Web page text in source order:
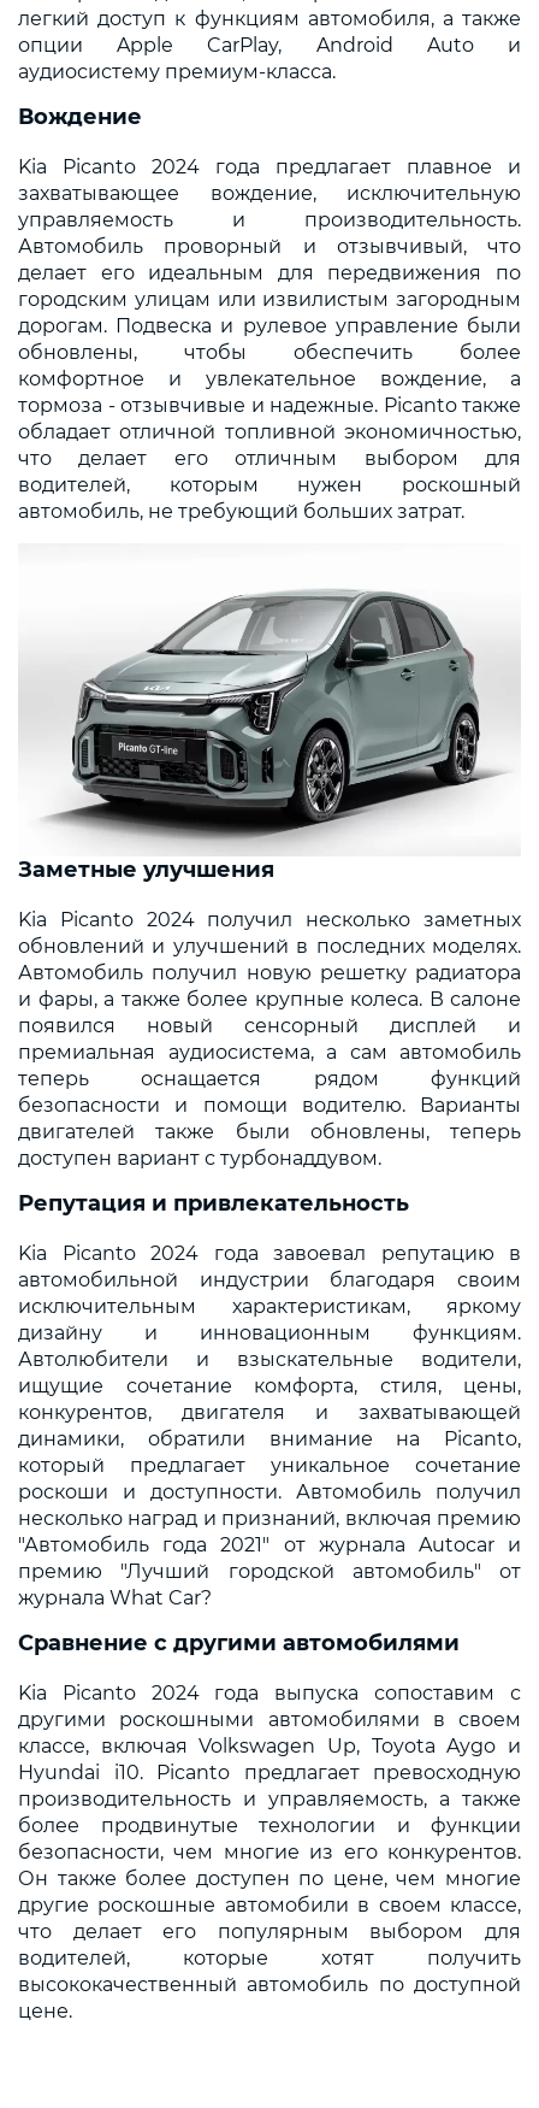
легкий доступ к функциям автомобиля, а также
опции Apple CarPlay, Android Auto и
аудиосистему премиум-класса.
Вождение
Kia Picanto 2024 года предлагает плавное и
захватывающее вождение, исключительную
управляемость и производительность.
Автомобиль проворный и отзывчивый, что
делает его идеальным для передвижения по
городским улицам или извилистым загородным
дорогам. Подвеска и рулевое управление были
обновлены, чтобы обеспечить более
комфортное и увлекательное вождение, а
тормоза - отзывчивые и надежные. Picanto также
обладает отличной топливной экономичностью,
что делает его отличным выбором для
водителей, которым нужен роскошный
автомобиль, не требующий больших затрат.
Заметные улучшения
Kia Picanto 2024 получил несколько заметных
обновлений и улучшений в последних моделях.
Автомобиль получил новую решетку радиатора
и фары, а также более крупные колеса. В салоне
появился новый сенсорный дисплей и
премиальная аудиосистема, а сам автомобиль
теперь оснащается рядом функций
безопасности и помощи водителю. Варианты
двигателей также были обновлены, теперь
доступен вариант с турбонаддувом.
Репутация и привлекательность
Kia Picanto 2024 года завоевал репутацию в
автомобильной индустрии благодаря своим
исключительным характеристикам, яркому
дизайну и инновационным функциям.
Автолюбители и взыскательные водители,
ищущие сочетание комфорта, стиля, цены,
конкурентов, двигателя и захватывающей
динамики, обратили внимание на Picanto,
который предлагает уникальное сочетание
роскоши и доступности. Автомобиль получил
несколько наград и признаний, включая премию
"Автомобиль года 2021" от журнала Autocar и
премию "Лучший городской автомобиль" от
журнала What Car?
Сравнение с другими автомобилями
Kia Picanto 2024 года выпуска сопоставим с
другими роскошными автомобилями в своем
классе, включая Volkswagen Up, Toyota Aygo и
Hyundai i10. Picanto предлагает превосходную
производительность и управляемость, а также
более продвинутые технологии и функции
безопасности, чем многие из его конкурентов.
Он также более доступен по цене, чем многие
другие роскошные автомобили в своем классе,
что делает его популярным выбором для
водителей, которые хотят получить
высококачественный автомобиль по доступной
цене.